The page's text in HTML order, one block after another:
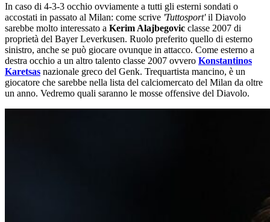
In caso di 4-3-3 occhio ovviamente a tutti gli esterni sondati o
accostati in passato al Milan: come scrive 'Tuttosport'il Diavolo
sarebbe molto interessato a Kerim Alajbegovic classe 2007 di
proprietà del Bayer Leverkusen. Ruolo preferito quello di esterno
sinistro, anche se può giocare ovunque in attacco. Come esterno a
destra occhio a un altro talento classe 2007 ovvero Konstantinos
Karetsas nazionale greco del Genk. Trequartista mancino, è un
giocatore che sarebbe nella lista del calciomercato del Milan da oltre
un anno. Vedremo quali saranno le mosse offensive del Diavolo.